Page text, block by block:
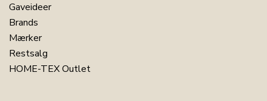
Gaveideer
Brands
Mærker
Restsalg
HOME-TEX Outlet